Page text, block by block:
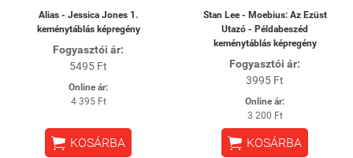
Alias - Jessica Jones 1.
keménytáblás képregény
Fogyasztói ár:
5495 Ft
Online ár:
4 395 Ft
 KOSÁRBA
Stan Lee - Moebius: Az Ezüst
Utazó - Példabeszéd
keménytáblás képregény
Fogyasztói ár:
3995 Ft
Online ár:
3 200 Ft
 KOSÁRBA